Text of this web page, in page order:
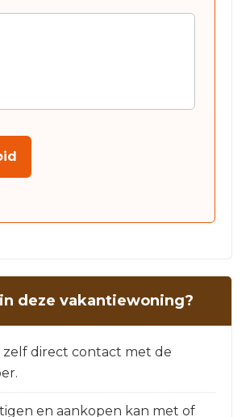
deze vakantiewoning?
zelf direct contact met de
en aankopen kan met of